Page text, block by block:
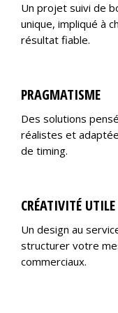
Un projet suivi de
unique, impliqué à
résultat fiable.
PRAGMATISME
Des solutions
réalistes et
de timing.
CRÉATIVITÉ UTILE
Un design au
structurer votre
commerciaux.